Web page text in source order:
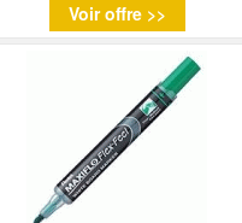
Voir offre >>